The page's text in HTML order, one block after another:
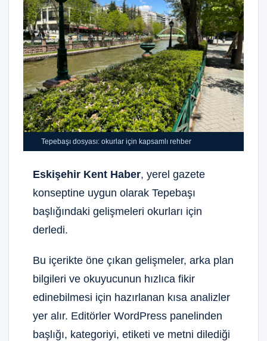
Tepebaşı dosyası: okurlar için kapsamlı rehber
Eskişehir Kent Haber, yerel gazete
konseptine uygun olarak Tepebaşı
başlığındaki gelişmeleri okurları için
derledi.
Bu içerikte öne çıkan gelişmeler, arka plan
bilgileri ve okuyucunun hızlıca fikir
edinebilmesi için hazırlanan kısa analizler
yer alır. Editörler WordPress panelinden
başlığı, kategoriyi, etiketi ve metni dilediği